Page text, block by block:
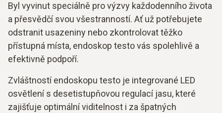
Byl vyvinut speciálně pro výzvy každodenního života
a přesvědčí svou všestranností. Ať už potřebujete
odstranit usazeniny nebo zkontrolovat těžko
přístupná místa, endoskop testo vás spolehlivě a
efektivně podpoří.
Zvláštností endoskopu testo je integrované LED
osvětlení s desetistupňovou regulací jasu, které
zajišťuje optimální viditelnost i za špatných